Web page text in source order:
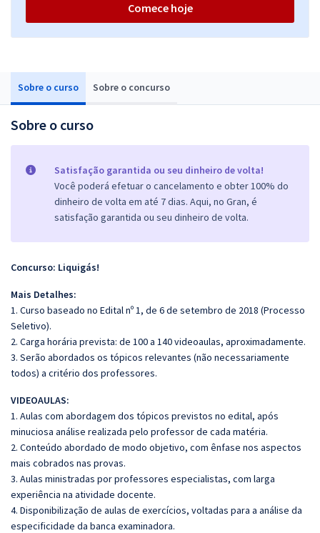
Sobre o curso Sobre o concurso
Sobre o curso
Satisfação garantida ou seu dinheiro de volta!
Você poderá efetuar o cancelamento e obter 100% do
dinheiro de volta em até 7 dias. Aqui, no Gran, é
satisfação garantida ou seu dinheiro de volta.
Concurso: Liquigás!
Mais Detalhes:
1. Curso baseado no Edital nº 1, de 6 de setembro de 2018 (Processo
Seletivo).
2. Carga horária prevista: de 100 a 140 videoaulas, aproximadamente.
3. Serão abordados os tópicos relevantes (não necessariamente
todos) a critério dos professores.
VIDEOAULAS:
1. Aulas com abordagem dos tópicos previstos no edital, após
minuciosa análise realizada pelo professor de cada matéria.
2. Conteúdo abordado de modo objetivo, com ênfase nos aspectos
mais cobrados nas provas.
3. Aulas ministradas por professores especialistas, com larga
experiência na atividade docente.
4. Disponibilização de aulas de exercícios, voltadas para a análise da
especificidade da banca examinadora.
Comece hoje